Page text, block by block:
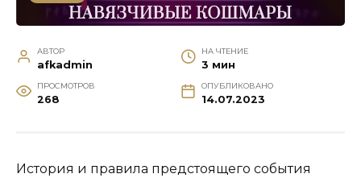
АВТОР
afkadmin
НА ЧТЕНИЕ
3 мин
ПРОСМОТРОВ
268
ОПУБЛИКОВАНО
14.07.2023
История и правила предстоящего события